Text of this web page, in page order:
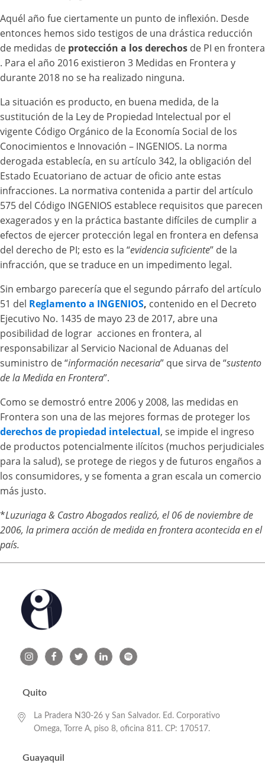
Aquél año fue ciertamente un punto de inflexión. Desde
entonces hemos sido testigos de una drástica reducción
de medidas de protección a los derechos de PI en frontera
. Para el año 2016 existieron 3 Medidas en Frontera y
durante 2018 no se ha realizado ninguna.
La situación es producto, en buena medida, de la
sustitución de la Ley de Propiedad Intelectual por el
vigente Código Orgánico de la Economía Social de los
Conocimientos e Innovación – INGENIOS. La norma
derogada establecía, en su artículo 342, la obligación del
Estado Ecuatoriano de actuar de oficio ante estas
infracciones. La normativa contenida a partir del artículo
575 del Código INGENIOS establece requisitos que parecen
exagerados y en la práctica bastante difíciles de cumplir a
efectos de ejercer protección legal en frontera en defensa
del derecho de PI; esto es la “evidencia suficiente” de la
infracción, que se traduce en un impedimento legal.
Sin embargo parecería que el segundo párrafo del artículo
51 del Reglamento a INGENIOS, contenido en el Decreto
Ejecutivo No. 1435 de mayo 23 de 2017, abre una
posibilidad de lograr acciones en frontera, al
responsabilizar al Servicio Nacional de Aduanas del
suministro de “información necesaria” que sirva de “sustento
de la Medida en Frontera”.
Como se demostró entre 2006 y 2008, las medidas en
Frontera son una de las mejores formas de proteger los
derechos de propiedad intelectual, se impide el ingreso
de productos potencialmente ilícitos (muchos perjudiciales
para la salud), se protege de riegos y de futuros engaños a
los consumidores, y se fomenta a gran escala un comercio
más justo.
*Luzuriaga & Castro Abogados realizó, el 06 de noviembre de
2006, la primera acción de medida en frontera acontecida en el
país.
Quito
La Pradera N30-26 y San Salvador. Ed. Corporativo
Omega, Torre A, piso 8, oficina 811. CP: 170517.
Guayaquil